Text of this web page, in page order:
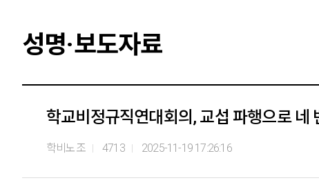
성명·보도자료
학교비정규직연대회의, 교섭 파행으로 네
학비노조 4713 2025-11-19 17:26:16